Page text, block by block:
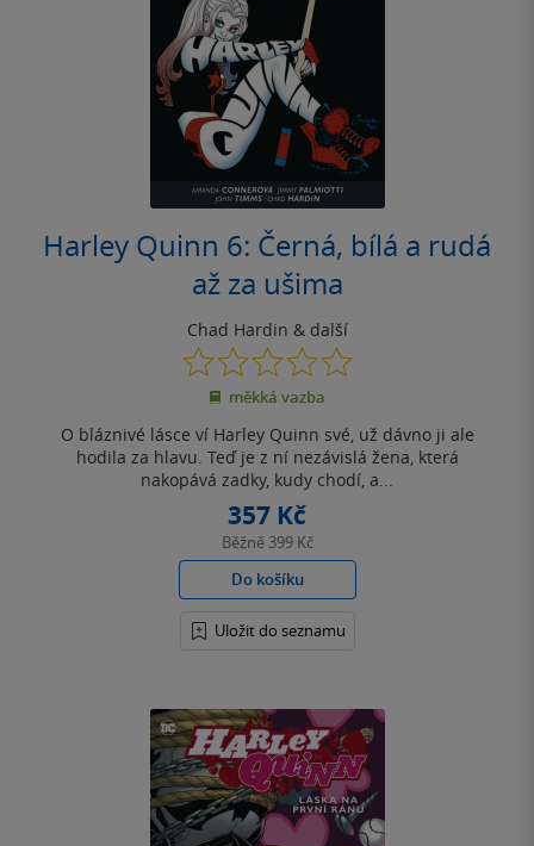
Harley Quinn 6: Černá, bílá a rudá
až za ušima
Chad Hardin & další
0.0
z
5
měkká vazba
O bláznivé lásce ví Harley Quinn své, už dávno ji ale
hodila za hlavu. Teď je z ní nezávislá žena, která
nakopává zadky, kudy chodí, a...
357 Kč
Běžně 399 Kč
Do košíku
Uložit do seznamu